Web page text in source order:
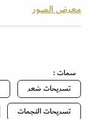
معرض الصور
سمات :
تسريحات شعر
تسريحات النجمات